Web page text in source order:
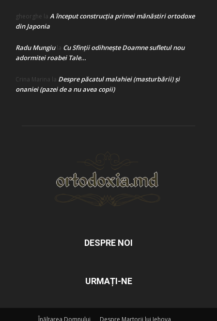
gheorghe la A început construcţia primei mănăstiri ortodoxe
din Japonia
Radu Mungiula Cu Sfinții odihnește Doamne sufletul nou
adormitei roabei Tale…
Crina Marina la Despre păcatul malahiei (masturbării) şi
onaniei (pazei de a nu avea copii)
DESPRE NOI
URMAȚI-NE